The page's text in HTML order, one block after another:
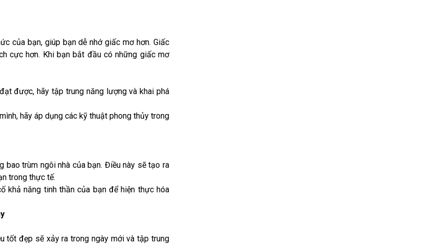
của bạn, giúp bạn dễ nhớ giấc mơ hơn. Giấc
cực hơn. Khi bạn bắt đầu có những giấc mơ
được, hãy tập trung năng lượng và khai phá
hãy áp dụng các kỹ thuật phong thủy trong
bao trùm ngôi nhà của bạn. Điều này sẽ tạo ra
trong thực tế.
khả năng tinh thần của bạn để hiện thực hóa
tốt đẹp sẽ xảy ra trong ngày mới và tập trung